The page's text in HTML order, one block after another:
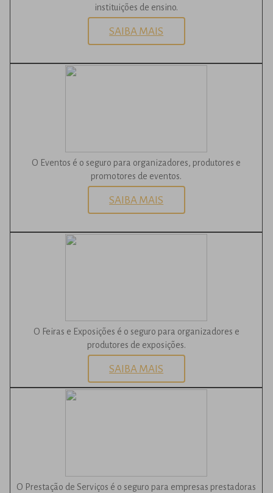
instituições de ensino.
SAIBA MAIS
O Eventos é o seguro para organizadores, produtores e
promotores de eventos.
SAIBA MAIS
O Feiras e Exposições é o seguro para organizadores e
produtores de exposições.
SAIBA MAIS
O Prestação de Serviços é o seguro para empresas prestadoras